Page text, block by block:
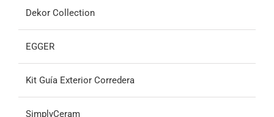
Dekor Collection
EGGER
Kit Guía Exterior Corredera
SimplyCeram